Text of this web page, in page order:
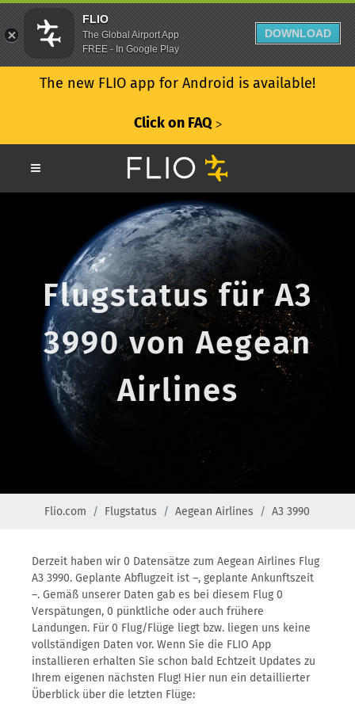
The new FLIO app for Android is available!
Click on FAQ ᐳ
Flugstatus für A3
3990 von Aegean
Airlines
Flio.com Flugstatus Aegean Airlines A3 3990
Derzeit haben wir 0 Datensätze zum Aegean Airlines Flug
A3 3990. Geplante Abflugzeit ist –, geplante Ankunftszeit
–. Gemäß unserer Daten gab es bei diesem Flug 0
Verspätungen, 0 pünktliche oder auch frühere
Landungen. Für 0 Flug/Flüge liegt bzw. liegen uns keine
vollständigen Daten vor. Wenn Sie die FLIO App
installieren erhalten Sie schon bald Echtzeit Updates zu
Ihrem eigenen nächsten Flug! Hier nun ein detaillierter
Überblick über die letzten Flüge:
FLIO
The Global Airport App
FREE - In Google Play
DOWNLOAD